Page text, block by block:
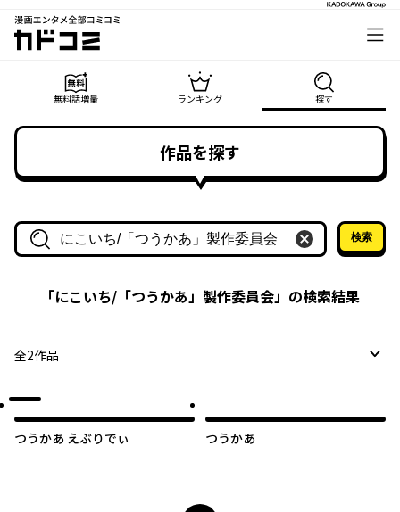
漫画エンタメ全部コミコミ
カドコミ
無料話増量 ランキング 探す
作品を探す
作品名・作家名で探す
検索
「にこいち/「つうかあ」製作委員会」の検索結果
全2作品
つうかあ えぶりでぃ つうかあ